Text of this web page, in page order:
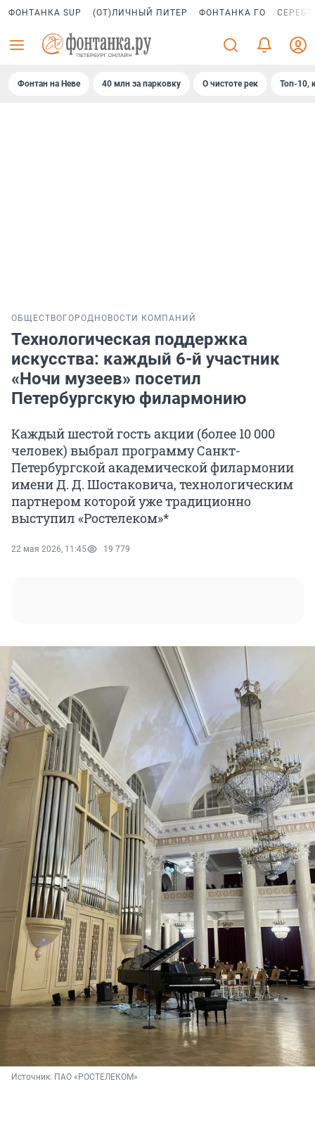
ФОНТАНКА SUP (ОТ)ЛИЧНЫЙ ПИТЕР ФОНТАНКА ГО
Фонтан на Неве 40 млн за парковку О чистоте рек Топ-10,
ОБЩЕСТВО ГОРОД НОВОСТИ КОМПАНИЙ
Технологическая поддержка
искусства: каждый 6-й участник
«Ночи музеев» посетил
Петербургскую филармонию
Каждый шестой гость акции (более 10 000
человек) выбрал программу Санкт-
Петербургской академической филармонии
имени Д. Д. Шостаковича, технологическим
партнером которой уже традиционно
выступил «Ростелеком»*
22 мая 2026, 11:45 19 779
Источник: ПАО «РОСТЕЛЕКОМ»